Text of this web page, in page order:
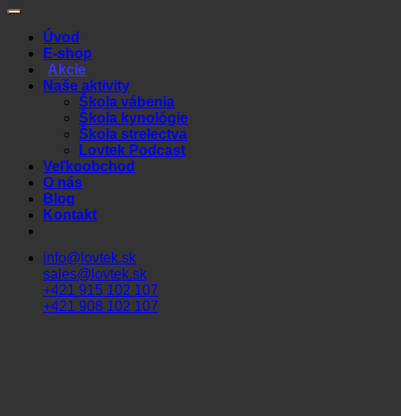
Úvod
E-shop
Akcie
Naše aktivity
Škola vábenia
Škola kynológie
Škola strelectva
Lovtek Podcast
Veľkoobchod
O nás
Blog
Kontakt
info@lovtek.sk
sales@lovtek.sk
+421 915 102 107
+421 908 102 107